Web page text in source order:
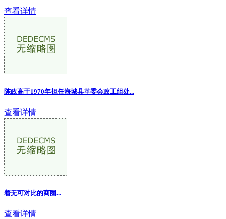
查看详情
陈政高于1970年担任海城县革委会政工组处...
查看详情
着无可对比的商圈...
查看详情